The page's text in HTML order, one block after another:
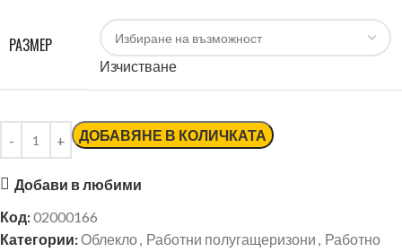
РАЗМЕР
Изчистване
ДОБАВЯНЕ В КОЛИЧКАТА
Добави в любими
Код:02000166
Категории:Облекло, Работни полугащеризони , Работно